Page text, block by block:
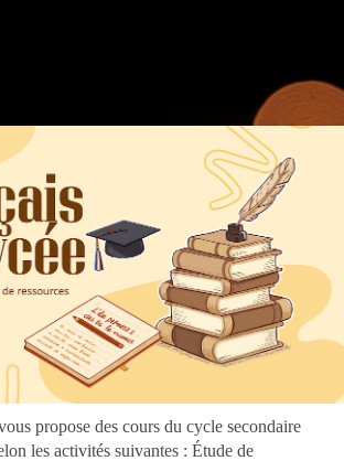
propose des cours du cycle secondaire
les activités suivantes : Étude de